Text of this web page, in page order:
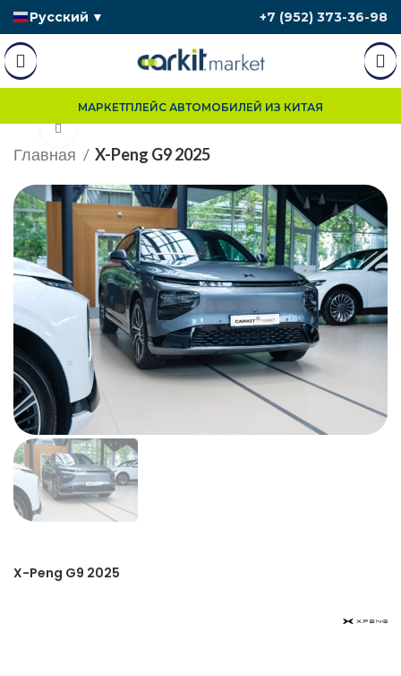
Русский ▼ +7 (952) 373-36-98
МАРКЕТПЛЕЙС АВТОМОБИЛЕЙ ИЗ КИТАЯ
Главная X-Peng G9 2025
X-Peng G9 2025